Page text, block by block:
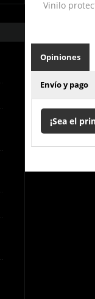
Vinilo
Opiniones
Envío y pago
¡Sea el